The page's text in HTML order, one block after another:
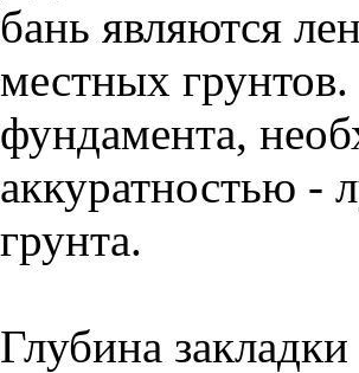
бань являются
местных
фундамента,
аккуратностью -
грунта.
Глубина